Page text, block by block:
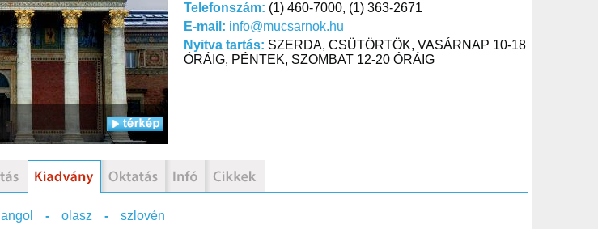
Telefonszám: (1) 460-7000, (1) 363-2671
E-mail: info@mucsarnok.hu
Nyitva tartás: SZERDA, CSÜTÖRTÖK, VASÁRNAP 10-18
ÓRÁIG, PÉNTEK, SZOMBAT 12-20 ÓRÁIG
angol - olasz - szlovén